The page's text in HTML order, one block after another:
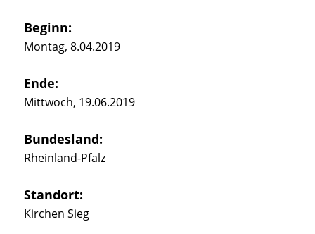
Beginn:
Montag, 8.04.2019
Ende:
Mittwoch, 19.06.2019
Bundesland:
Rheinland-Pfalz
Standort:
Kirchen Sieg